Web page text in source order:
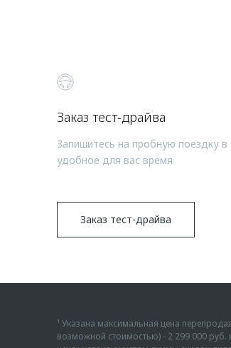
Заказ тест-драйва
Запишитесь на пробную поездку в
удобное для вас время
Заказ тест-драйва
¹ Указана максимальная цена
возможной стоимостью) - 2 299 000 руб.